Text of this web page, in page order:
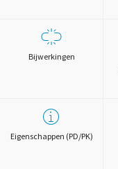
Bijwerkingen
Eigenschappen (PD/PK)